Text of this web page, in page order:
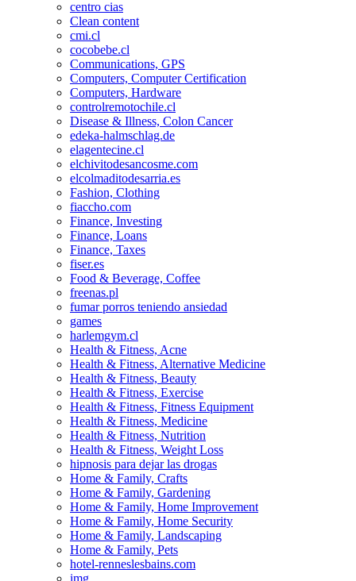
centro cias
Clean content
cmi.cl
cocobebe.cl
Communications, GPS
Computers, Computer Certification
Computers, Hardware
controlremotochile.cl
Disease & Illness, Colon Cancer
edeka-halmschlag.de
elagentecine.cl
elchivitodesancosme.com
elcolmaditodesarria.es
Fashion, Clothing
fiaccho.com
Finance, Investing
Finance, Loans
Finance, Taxes
fiser.es
Food & Beverage, Coffee
freenas.pl
fumar porros teniendo ansiedad
games
harlemgym.cl
Health & Fitness, Acne
Health & Fitness, Alternative Medicine
Health & Fitness, Beauty
Health & Fitness, Exercise
Health & Fitness, Fitness Equipment
Health & Fitness, Medicine
Health & Fitness, Nutrition
Health & Fitness, Weight Loss
hipnosis para dejar las drogas
Home & Family, Crafts
Home & Family, Gardening
Home & Family, Home Improvement
Home & Family, Home Security
Home & Family, Landscaping
Home & Family, Pets
hotel-renneslesbains.com
img